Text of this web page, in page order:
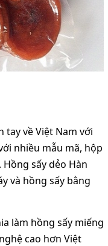
tay về Việt Nam với
nhiều mẫu mã, hộp
sấy dẻo Hàn
và hồng sấy bằng
làm hồng sấy miếng
cao hơn Việt